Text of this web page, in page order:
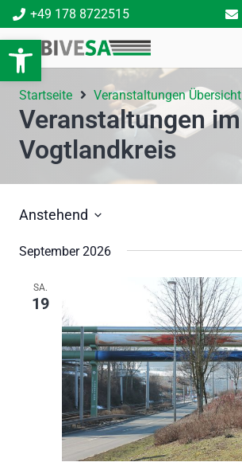
Open toolbar
+49 178 8722515
Startseite Veranstaltungen Übersicht
Veranstaltungen im
Vogtlandkreis
Anstehend
wählen.
September 2026
SA.
19